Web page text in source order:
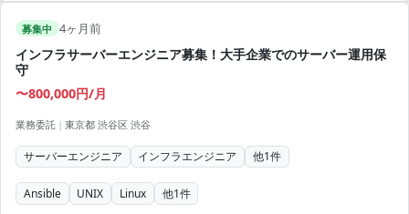
募集中 4ヶ月前
インフラサーバーエンジニア募集！大手企業でのサーバー運用保
守
〜800,000円/月
業務委託 | 東京都 渋谷区 渋谷
サーバーエンジニア インフラエンジニア 他1件
Ansible UNIX Linux 他1件